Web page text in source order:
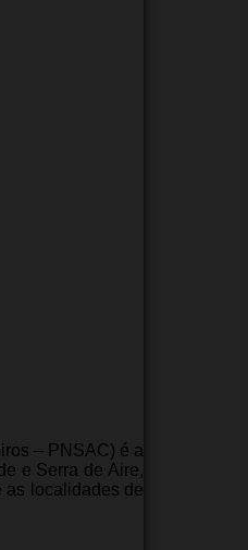
– PNSAC) é a
e Serra de Aire,
as localidades de